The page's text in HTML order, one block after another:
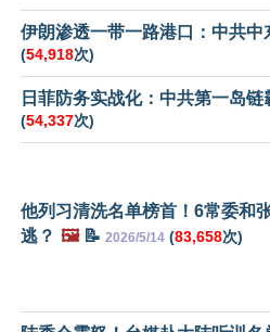
伊朗渗透一带一路港口：中共中
(54,918次)
日菲防务实战化：中共第一岛链
(54,337次)
他列习清洗名单榜首！6常委和
逃？ 🖼️📝 2026/5/14 (83,658次)